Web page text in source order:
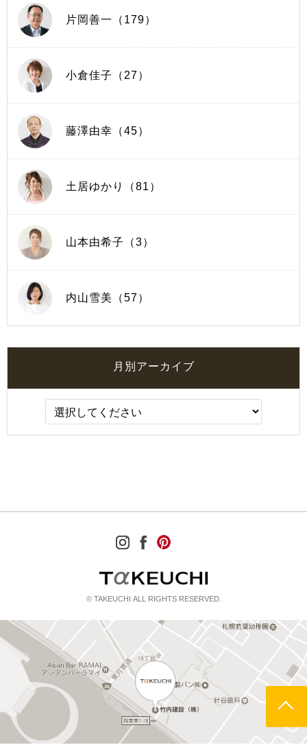
片岡善一（179）
小倉佳子（27）
藤澤由幸（45）
土居ゆかり（81）
山本由希子（3）
内山雪美（57）
月別アーカイブ
© TAKEUCHI ALL RIGHTS RESERVED.